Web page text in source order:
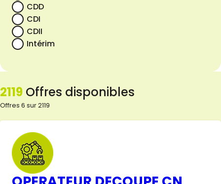
CDD
CDI
CDII
Intérim
2119 Offres disponibles
Offres 6 sur 2119